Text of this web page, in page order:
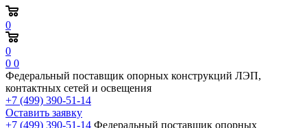
0
0
0 0
Федеральный поставщик опорных конструкций ЛЭП,
контактных сетей и освещения
+7 (499) 390-51-14
Оставить заявку
+7 (499) 390-51-14 Федеральный поставщик опорных